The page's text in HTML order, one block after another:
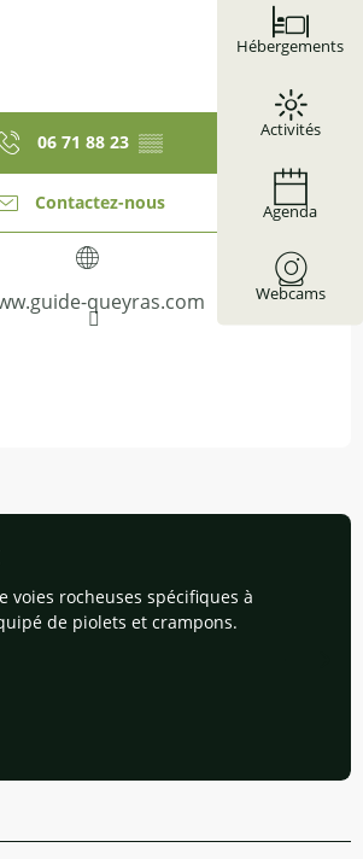
Hébergements
Activités
Agenda
Webcams
06 71 88 23 ▒▒
Contactez-nous
queyras.com
voies rocheuses spécifiques à
de piolets et crampons.